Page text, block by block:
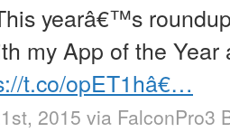
yearâ€™s
my App of the
t.co/opET1hâ€…
2015 via FalconPro3